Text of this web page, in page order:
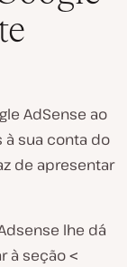
AdSense ao
à sua conta do
de apresentar
lhe dá
à seção <